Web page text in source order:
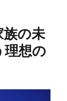
の未
想の